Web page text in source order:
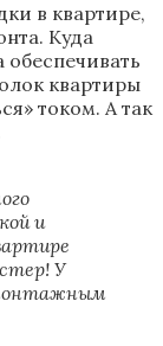
в квартире,
Куда
квартиры
током. А так
и
У